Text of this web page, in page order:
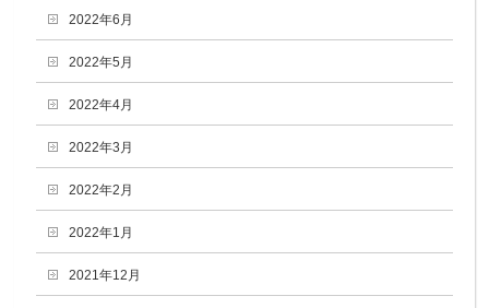
2022年6月
2022年5月
2022年4月
2022年3月
2022年2月
2022年1月
2021年12月